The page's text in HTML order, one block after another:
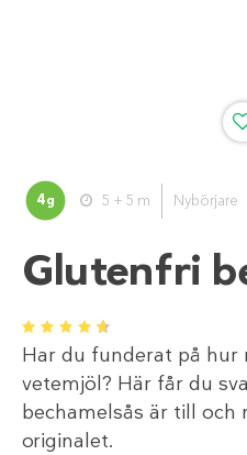
4g 5 + 5 m Nybörjare
Glutenfri
1 2 3 4 5
Har du funderat på hur
vetemjöl? Här får du
bechamelsås är till och
originalet.